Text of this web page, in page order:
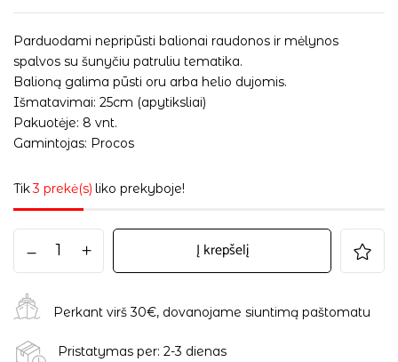
Parduodami nepripūsti balionai raudonos ir mėlynos
spalvos su šunyčiu patruliu tematika.
Balioną galima pūsti oru arba helio dujomis.
Išmatavimai: 25cm (apytiksliai)
Pakuotėje: 8 vnt.
Gamintojas: Procos
Tik3 prekė(s) liko prekyboje!
Į krepšelį
Perkant virš 30€, dovanojame siuntimą paštomatu
Pristatymas per: 2-3 dienas